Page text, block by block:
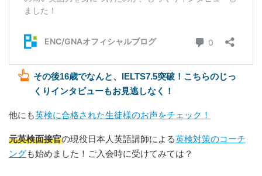
その後16歳でなんと、IELTS7.5突破！こちらのじっ
くりインタビューもお見逃しなく！
他にも英検に合格された生徒様のお声をチェック！
元英検面接官の現役日本人英語講師による英検対策のコーチ
ングも始めました！ご入会時に受けてみては？